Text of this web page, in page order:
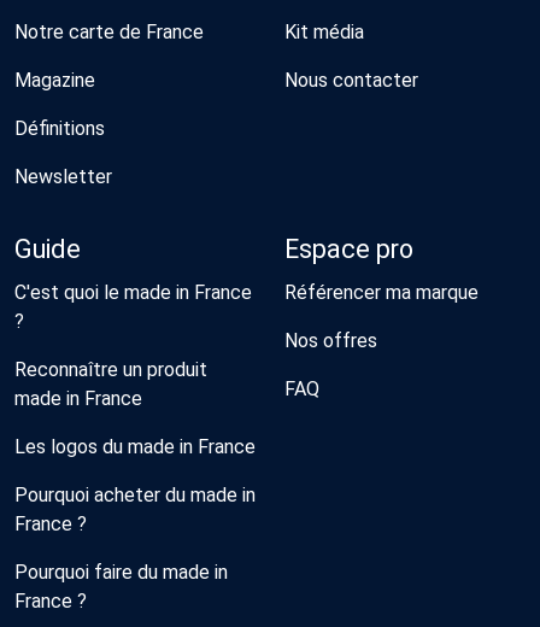
Notre carte de France
Magazine
Définitions
Newsletter
Kit média
Nous contacter
Guide
C'est quoi le made in France
?
Reconnaître un produit
made in France
Les logos du made in France
Pourquoi acheter du made in
France ?
Pourquoi faire du made in
France ?
Espace pro
Référencer ma marque
Nos offres
FAQ